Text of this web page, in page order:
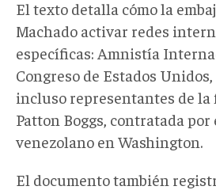
El texto detalla cómo la
Machado activar redes
específicas: Amnistía
Congreso de Estados
incluso representantes de la
Patton Boggs, contratada
venezolano en Washington.
El documento también